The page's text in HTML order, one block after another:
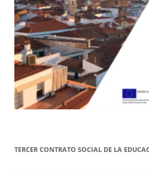
TERCER CONTRATO SOCIAL DE LA